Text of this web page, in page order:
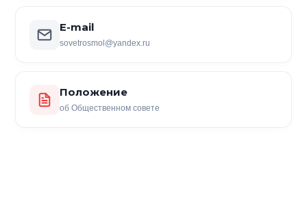
E-mail
sovetrosmol@yandex.ru
Положение
об Общественном совете